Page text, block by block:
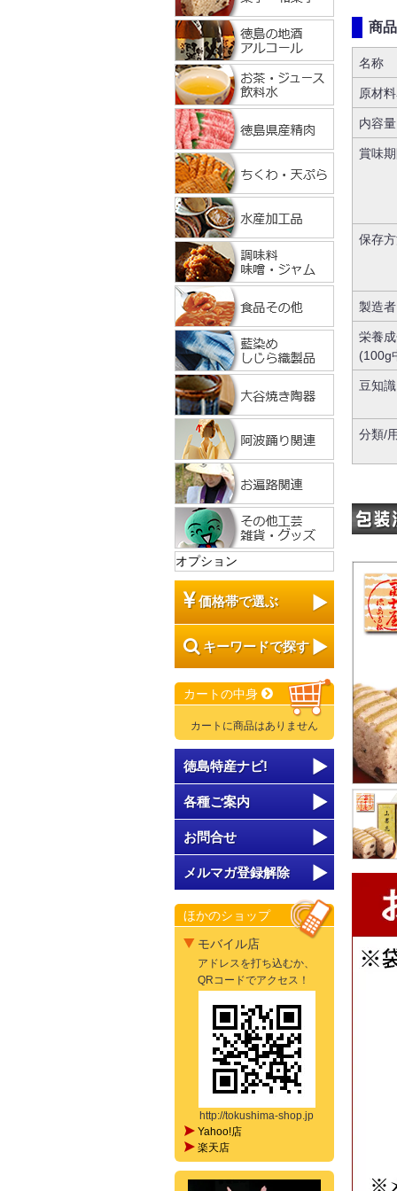
商
名称
原材
内容量
賞味
保存
製造者
栄養
(100g
豆知識
分類/
オプション
価格帯で選ぶ
キーワードで探す
カートの中身
カートに商品はありません
徳島特産ナビ!
各種ご案内
お問合せ
メルマガ登録解除
ほかのショップ
モバイル店
アドレスを打ち込むか、
QRコードでアクセス！
http://tokushima-shop.jp
Yahoo!店
楽天店